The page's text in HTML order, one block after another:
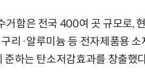
거함은 전국 400여 곳 규모로,
리·알루미늄 등 전자제품용
하는 탄소저감효과를 창출했